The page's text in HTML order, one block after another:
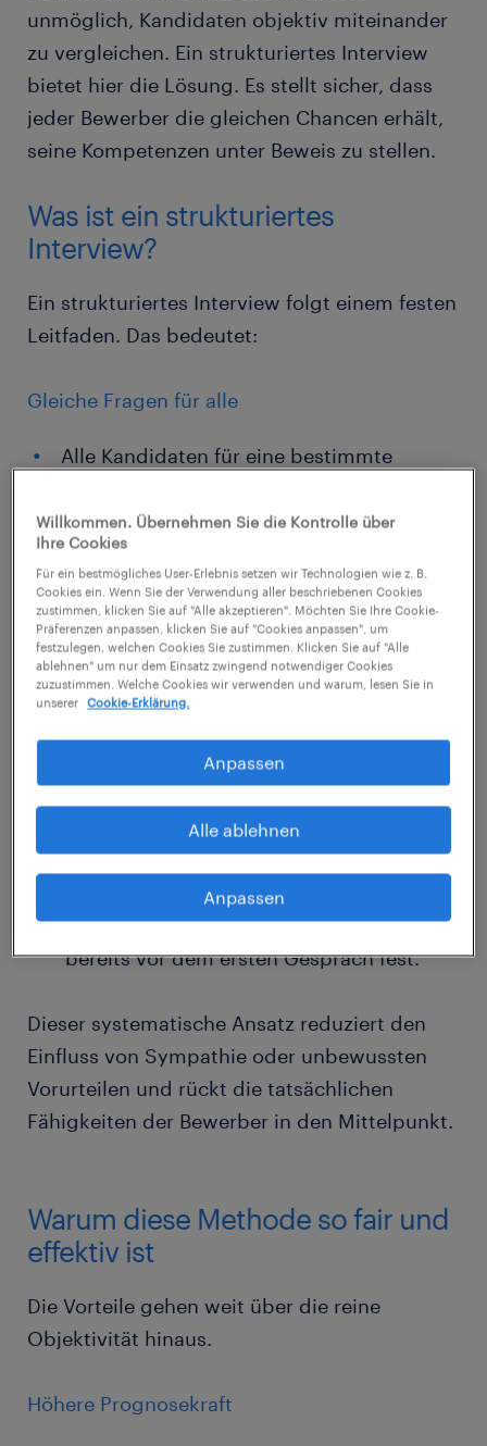
unmöglich, Kandidaten objektiv miteinander
zu vergleichen. Ein strukturiertes Interview
bietet hier die Lösung. Es stellt sicher, dass
jeder Bewerber die gleichen Chancen erhält,
seine Kompetenzen unter Beweis zu stellen.
Was ist ein strukturiertes
Interview?
Ein strukturiertes Interview folgt einem festen
Leitfaden. Das bedeutet:
Gleiche Fragen für alle
Alle Kandidaten für eine bestimmte
Voraus festgelegten Fragen.
Feste Reihenfolge
Die Fragen werden in einer konsistenten
Reihenfolge gestellt, um den
Gesprächsverlauf vergleichbar zu
machen.
Standardisierte Bewertung
Die Antworten werden anhand eines
vordefinierten Bewertungsschemas
beurteilt. Kriterien und Skalen stehen
bereits vor dem ersten Gespräch fest.
Dieser systematische Ansatz reduziert den
Einfluss von Sympathie oder unbewussten
Vorurteilen und rückt die tatsächlichen
Fähigkeiten der Bewerber in den Mittelpunkt.
Warum diese Methode so fair und
effektiv ist
Die Vorteile gehen weit über die reine
Objektivität hinaus.
Höhere Prognosekraft
Willkommen. Übernehmen Sie die Kontrolle über
Ihre Cookies
Für ein bestmögliches User-Erlebnis setzen wir Technologien wie z. B.
Cookies ein. Wenn Sie der Verwendung aller beschriebenen Cookies
zustimmen, klicken Sie auf "Alle akzeptieren". Möchten Sie Ihre Cookie-
Präferenzen anpassen, klicken Sie auf "Cookies anpassen", um
festzulegen, welchen Cookies Sie zustimmen. Klicken Sie auf "Alle
ablehnen" um nur dem Einsatz zwingend notwendiger Cookies
zuzustimmen. Welche Cookies wir verwenden und warum, lesen Sie in
unserer
Cookie-Erklärung.
Anpassen
Alle ablehnen
Anpassen